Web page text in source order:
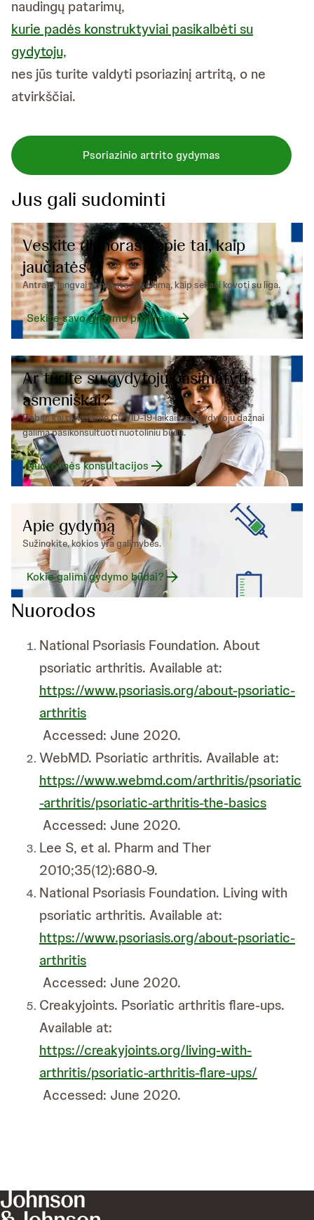
naudingų patarimų,
kurie padės konstruktyviai pasikalbėti su
gydytoju,
nes jūs turite valdyti psoriazinį artritą, o ne
atvirkščiai.
Psoriazinio artrito gydymas
Jus gali sudominti
Veskite dienoraštį apie tai, kaip
jaučiatės
Antraip, lengvai pamesite suvokimą, kaip sekasi kovoti su liga.
Sekite savo gydymo progresą
Ar turite su gydytoju pasimatyti
asmeniškai?
Dabar, kai gyvename COVID-19 laikais, su gydytoju dažnai
galima pasikonsultuoti nuotoliniu būdu.
Nuotolinės konsultacijos
Apie gydymą
Sužinokite, kokios yra galimybės.
Kokie galimi gydymo būdai?
Nuorodos
National Psoriasis Foundation. About
psoriatic arthritis. Available at:
https://www.psoriasis.org/about-psoriatic-
arthritis
Accessed: June 2020.
WebMD. Psoriatic arthritis. Available at:
https://www.webmd.com/arthritis/psoriatic
-arthritis/psoriatic-arthritis-the-basics
Accessed: June 2020.
Lee S, et al. Pharm and Ther
2010;35(12):680-9.
National Psoriasis Foundation. Living with
psoriatic arthritis. Available at:
https://www.psoriasis.org/about-psoriatic-
arthritis
Accessed: June 2020.
Creakyjoints. Psoriatic arthritis flare-ups.
Available at:
https://creakyjoints.org/living-with-
arthritis/psoriatic-arthritis-flare-ups/
Accessed: June 2020.